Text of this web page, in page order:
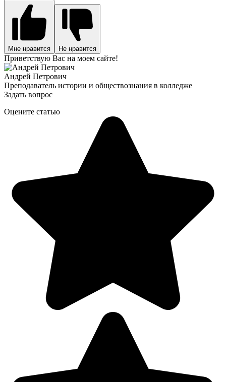
Мне нравится Не нравится
Приветствую Вас на моем сайте!
Андрей Петрович
Преподаватель истории и обществознания в колледже
Задать вопрос
Оцените статью